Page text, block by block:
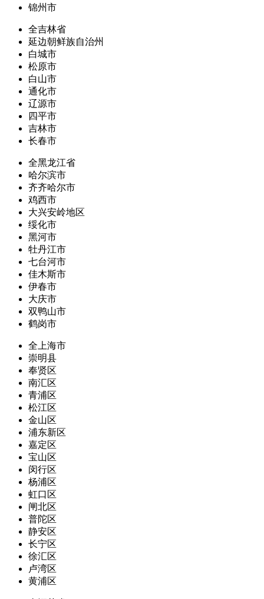
锦州市
全吉林省
延边朝鲜族自治州
白城市
松原市
白山市
通化市
辽源市
四平市
吉林市
长春市
全黑龙江省
哈尔滨市
齐齐哈尔市
鸡西市
大兴安岭地区
绥化市
黑河市
牡丹江市
七台河市
佳木斯市
伊春市
大庆市
双鸭山市
鹤岗市
全上海市
崇明县
奉贤区
南汇区
青浦区
松江区
金山区
浦东新区
嘉定区
宝山区
闵行区
杨浦区
虹口区
闸北区
普陀区
静安区
长宁区
徐汇区
卢湾区
黄浦区